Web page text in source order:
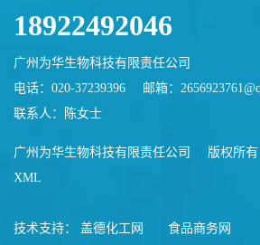
18922492046
广州为华生物科技有限责任公司
电话：020-37239396
邮箱：
联系人：陈女士
广州为华生物科技有限责任公司
版权所
XML
技术支持： 盖德化工网 食品商务网